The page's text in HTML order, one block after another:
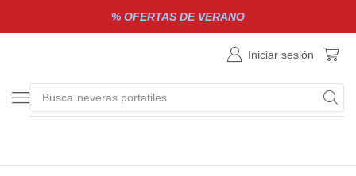
% OFERTAS DE VERANO
Iniciar sesión
Busca neveras portatiles